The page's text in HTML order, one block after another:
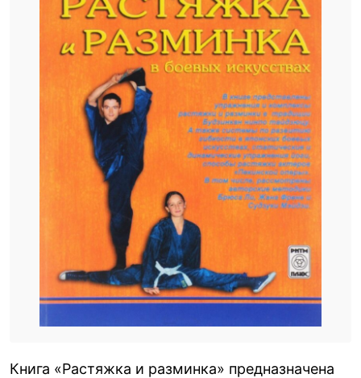
Книга «Растяжка и разминка» предназначена